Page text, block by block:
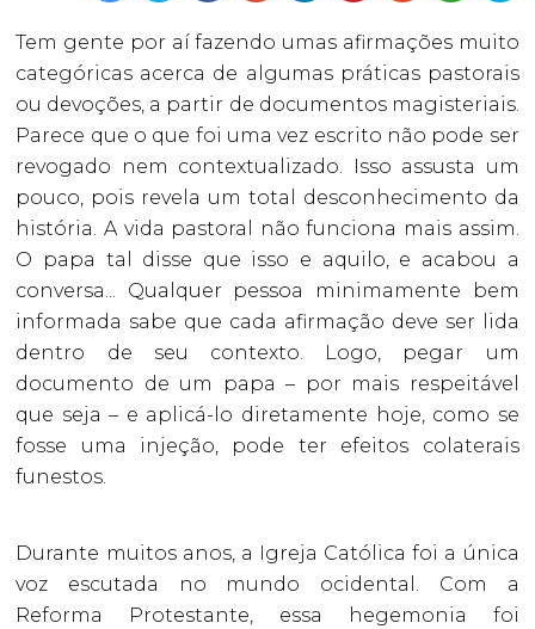
Tem gente por aí fazendo umas afirmações muito
categóricas acerca de algumas práticas pastorais
ou devoções, a partir de documentos magisteriais.
Parece que o que foi uma vez escrito não pode ser
revogado nem contextualizado. Isso assusta um
pouco, pois revela um total desconhecimento da
história. A vida pastoral não funciona mais assim.
O papa tal disse que isso e aquilo, e acabou a
conversa... Qualquer pessoa minimamente bem
informada sabe que cada afirmação deve ser lida
dentro de seu contexto. Logo, pegar um
documento de um papa – por mais respeitável
que seja – e aplicá-lo diretamente hoje, como se
fosse uma injeção, pode ter efeitos colaterais
funestos.
Durante muitos anos, a Igreja Católica foi a única
voz escutada no mundo ocidental. Com a
Reforma Protestante, essa hegemonia foi